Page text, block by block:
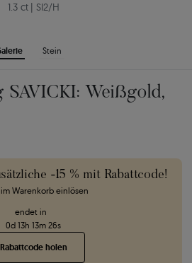
Stein
1.3 ct | SI2/H
SAVICKI: Weißgold,
-15 % mit Rabattcode!
Warenkorb einlösen
endet in
0d 13h 13m 25s
Rabattcode holen